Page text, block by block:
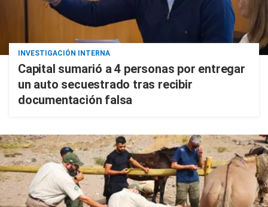
INVESTIGACIÓN INTERNA
Capital sumarió a 4 personas por entregar
un auto secuestrado tras recibir
documentación falsa